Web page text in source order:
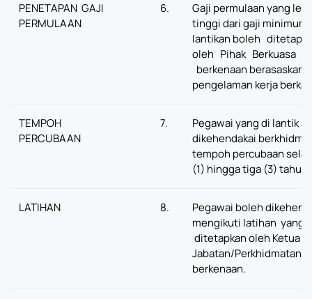
PENETAPAN GAJI
PERMULAAN
6.
Gaji permulaan yang
tinggi dari gaji minimum
lantikan boleh
oleh Pihak Berkuasa
berkenaan berasaskan
pengelaman kerja
TEMPOH
PERCUBAAN
7.
Pegawai yang di lantik
dikehendakai
tempoh percubaan
(1) hingga tiga (3) tahun.
LATIHAN 8.
Pegawai boleh
mengikuti latihan yang
ditetapkan oleh Ketua
Jabatan/Perkhidmatan
berkenaan.